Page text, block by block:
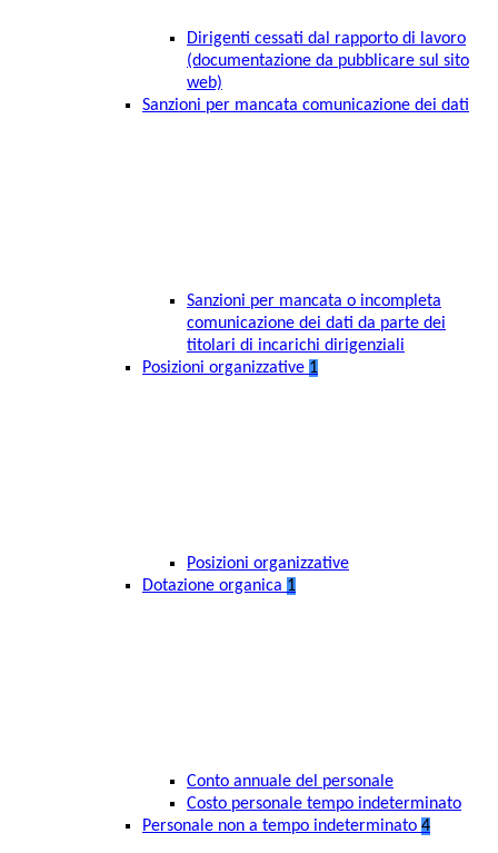
Dirigenti cessati dal rapporto di lavoro
(documentazione da pubblicare sul sito
web)
Sanzioni per mancata comunicazione dei dati
Sanzioni per mancata o incompleta
comunicazione dei dati da parte dei
titolari di incarichi dirigenziali
Posizioni organizzative 1
Posizioni organizzative
Dotazione organica 1
Conto annuale del personale
Costo personale tempo indeterminato
Personale non a tempo indeterminato 4